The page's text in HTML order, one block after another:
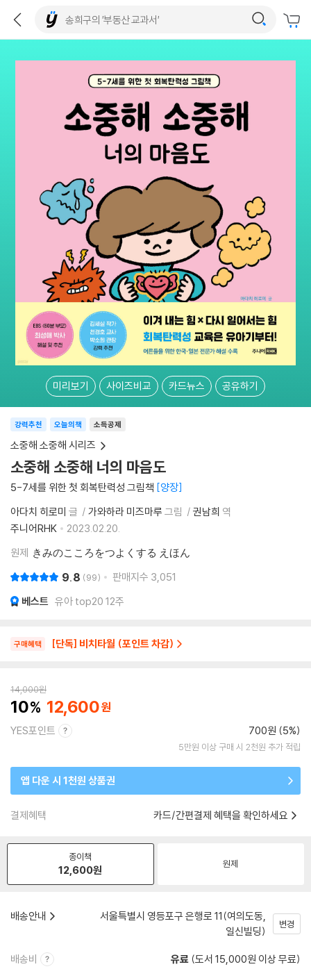
미리보기 사이즈비교 카드뉴스 공유하기
소득공제
강력추천 오늘의책
소중해 소중해 시리즈
소중해 소중해 너의 마음도
5-7세를 위한 첫 회복탄력성 그림책 양장
아다치 히로미 글 가와하라 미즈마루 그림 권남희 역
주니어RHK
2023.02.20.
원제 きみのこころをつよくする えほん
9.8 99 판매지수 3,051
베스트 유아 top20 12주
구매혜택 [단독] 비치타월 (포인트 차감)
14,000원
10 12,600
YES포인트 700원 (5%)
5만원 이상 구매 시 2천원 추가 적립
앱 다운 시 1천원 상품권
결제혜택 카드/간편결제 혜택을 확인하세요
종이책
12,600원 원제
배송안내
서울특별시 영등포구 은행로 11(여의도동,
일신빌딩)
변경
배송비 유료 (도서 15,000원 이상 무료)